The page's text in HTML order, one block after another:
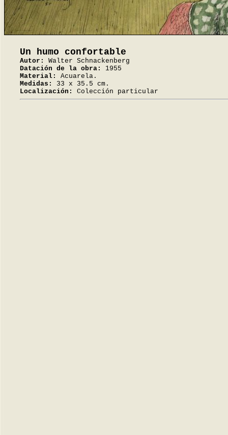
Un humo confortable
Autor:
Walter Schnackenberg
Datación de la obra:
1955
Material:
Acuarela.
Medidas:
33 x 35.5 cm.
Localización:
Colección particular